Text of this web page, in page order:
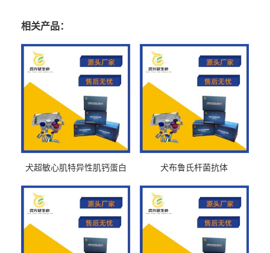
相关产品：
犬超敏心肌特异性肌钙蛋白
犬布鲁氏杆菌抗体